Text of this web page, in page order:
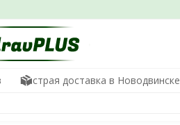
Быстрая доставка в Новодвинске